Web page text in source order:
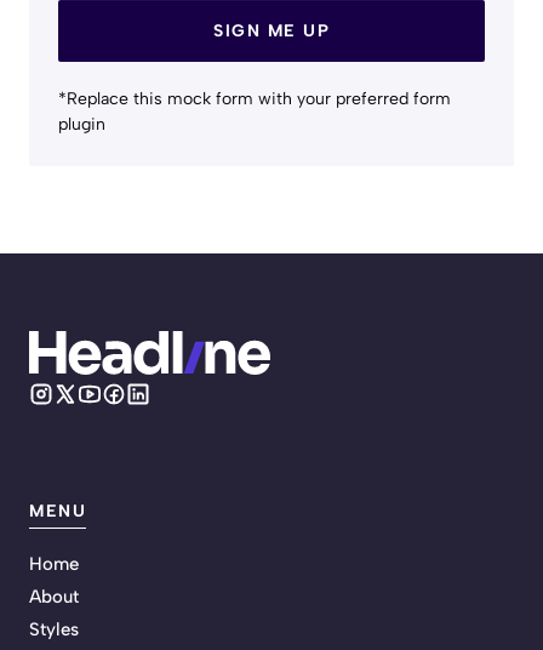
SIGN ME UP
*Replace this mock form with your preferred form
plugin
MENU
Home
About
Styles